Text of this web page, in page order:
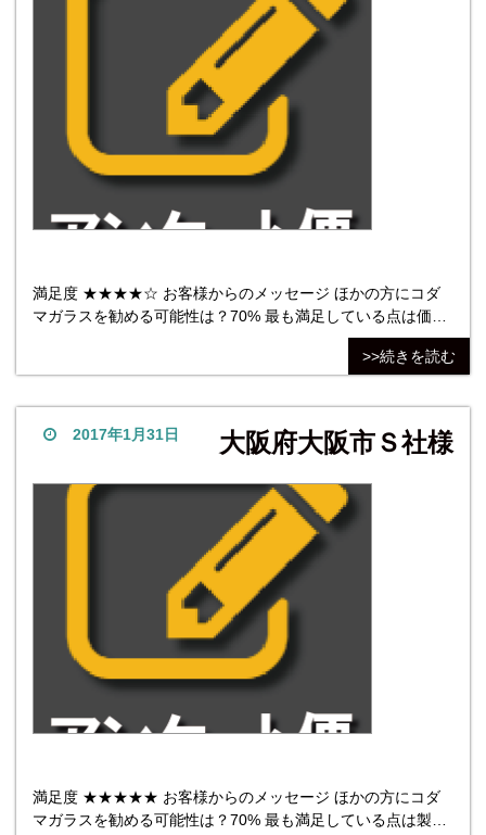
満足度 ★★★★☆ お客様からのメッセージ ほかの方にコダ
マガラスを勧める可能性は？70% 最も満足している点は価
格。最も不満だった点は製品・仕上がり、２本のうち１本が
が矩形になっていない。価格が価格ですので・・・。 他社商
ったのかも・・・。
>>続きを読む
2017年1月31日 大阪府大阪市Ｓ社様
満足度 ★★★★★ お客様からのメッセージ ほかの方にコダ
マガラスを勧める可能性は？70% 最も満足している点は製